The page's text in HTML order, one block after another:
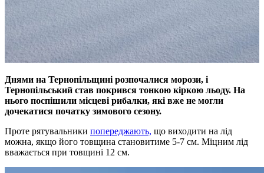
Днями на Тернопільщині розпочалися морози, і
Тернопільський став покрився тонкою кіркою льоду. На
нього поспішили місцеві рибалки, які вже не могли
дочекатися початку зимового сезону.
Проте рятувальники попереджають, що виходити на лід
можна, якщо його товщина становитиме 5-7 см. Міцним лід
вважається при товщині 12 см.